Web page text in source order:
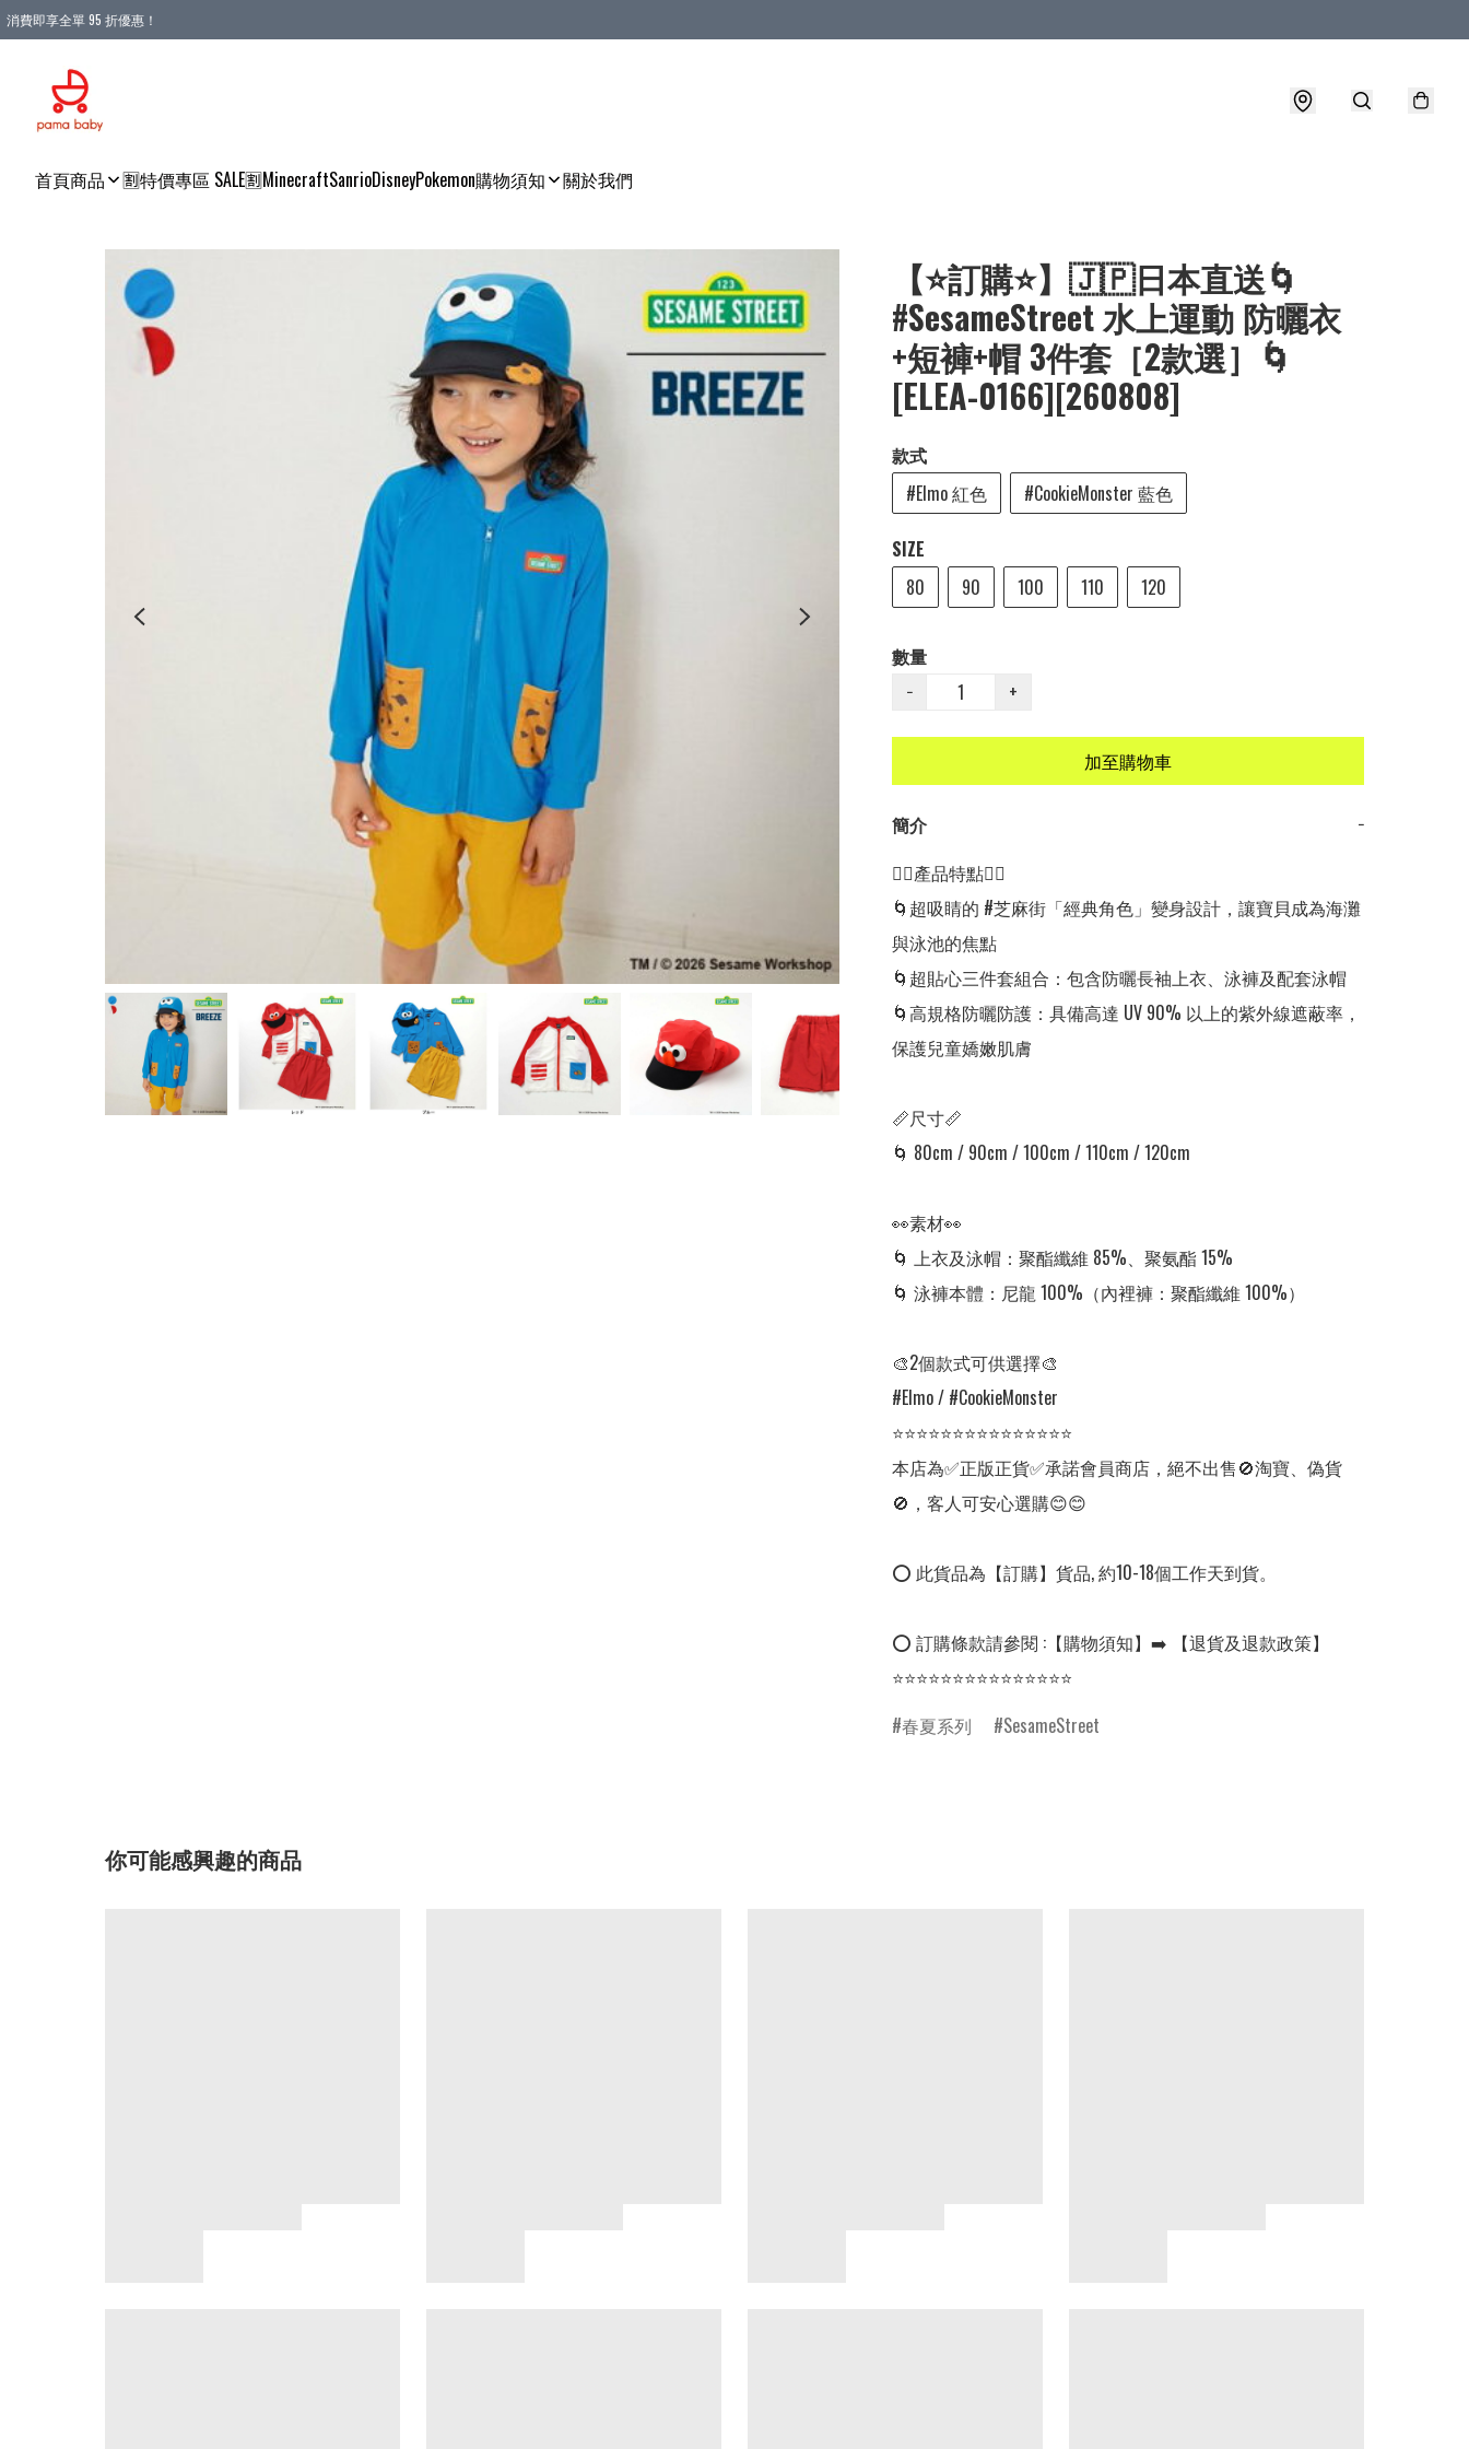
消費即享全單 95 折優惠！
首頁商品 🈹特價專區 SALE🈹MinecraftSanrioDisneyPokemon購物須知 關於我們
【⭐訂購⭐】🇯🇵日本直送🌀
#SesameStreet 水上運動 防曬衣
+短褲+帽 3件套［2款選］🌀
[ELEA-0166][260808]
款式
#Elmo 紅色
#CookieMonster 藍色
SIZE
80
90 100 110 120
數量
−
+
加至購物車
簡介
−
👍🏻產品特點👍🏻
🌀超吸睛的 #芝麻街「經典角色」變身設計，讓寶貝成為海灘
與泳池的焦點
🌀超貼心三件套組合：包含防曬長袖上衣、泳褲及配套泳帽
🌀高規格防曬防護：具備高達 UV 90% 以上的紫外線遮蔽率，
保護兒童嬌嫩肌膚
📏尺寸📏
🌀 80cm / 90cm / 100cm / 110cm / 120cm
👀素材👀
🌀 上衣及泳帽：聚酯纖維 85%、聚氨酯 15%
🌀 泳褲本體：尼龍 100%（內裡褲：聚酯纖維 100%）
🎨2個款式可供選擇🎨
#Elmo / #CookieMonster
⭐⭐⭐⭐⭐⭐⭐⭐⭐⭐⭐⭐⭐⭐⭐
本店為✅正版正貨✅承諾會員商店，絕不出售🚫淘寶、偽貨
🚫，客人可安心選購😊😊
⭕ 此貨品為【訂購】貨品, 約10-18個工作天到貨。
⭕ 訂購條款請參閱 :【購物須知】➡️ 【退貨及退款政策】
⭐⭐⭐⭐⭐⭐⭐⭐⭐⭐⭐⭐⭐⭐⭐
春夏系列
SesameStreet
你可能感興趣的商品